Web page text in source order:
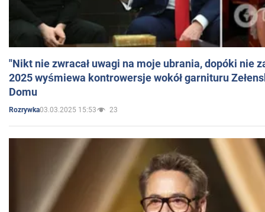
"Nikt nie zwracał uwagi na moje ubrania, dopóki nie
2025 wyśmiewa kontrowersje wokół garnituru
Domu
Rozrywka03.03.2025 15:53 23